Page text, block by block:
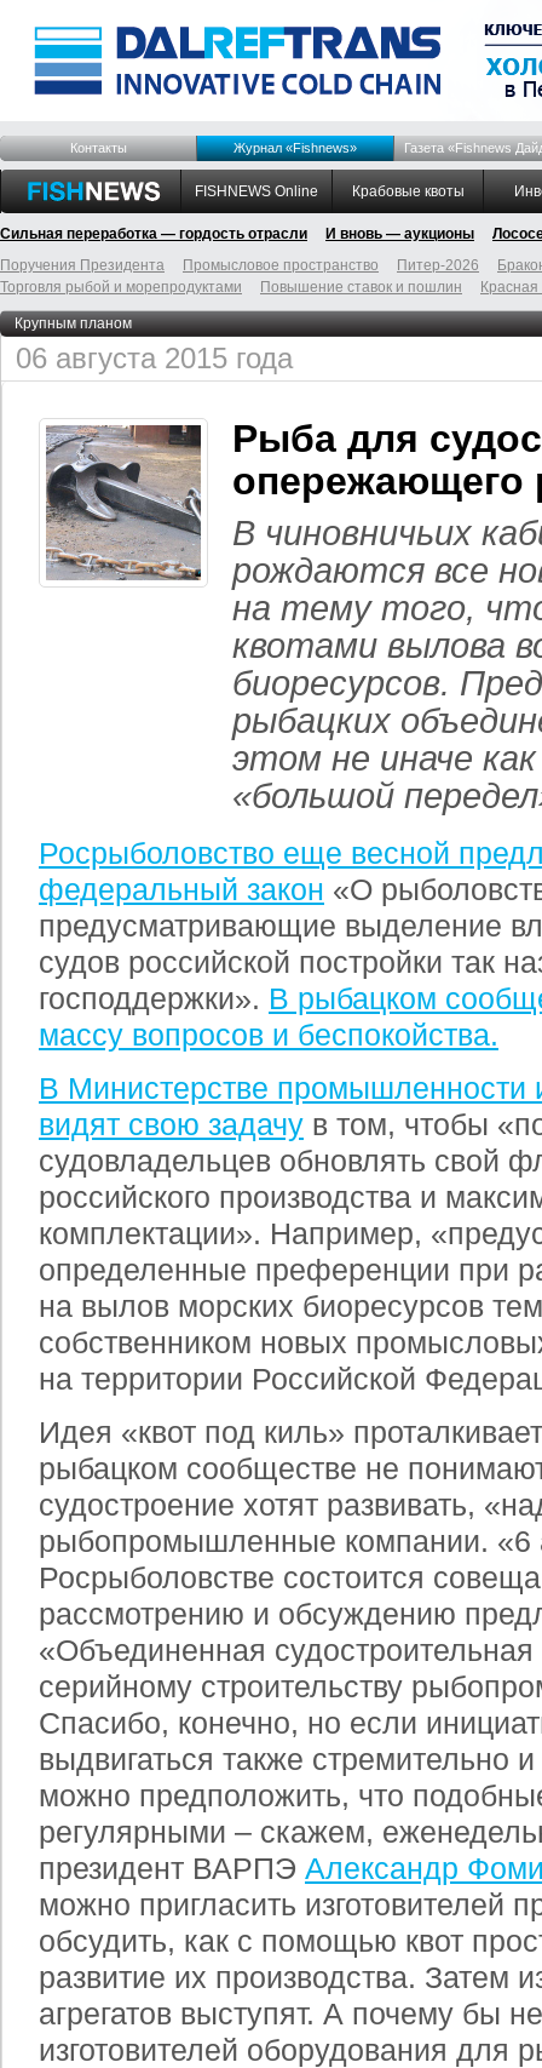
Контакты Журнал «Fishnews» Газета «Fishnews
FISHNEWS Online Крабовые квоты
Сильная переработка — гордость отрасли И вновь — аукционы
Поручения Президента
Промысловое пространство Питер-2026
Торговля рыбой и морепродуктами
Повышение ставок и пошлин
Крупным планом
06 августа 2015 года
Рыба для
опережающего
В чиновничьих
рождаются все
на тему того,
квотами вылова
биоресурсов.
рыбацких
этом не иначе
«большой
Росрыболовство еще весной
федеральный закон «О
предусматривающие выделение
судов российской постройки так
господдержки». В рыбацком
массу вопросов и беспокойства.
В Министерстве промышленности
видят свою задачу в том, чтобы
судовладельцев обновлять свой
российского производства и
комплектации». Например,
определенные преференции при
на вылов морских биоресурсов
собственником новых
на территории Российской
Идея «квот под киль»
рыбацком сообществе не
судостроение хотят развивать,
рыбопромышленные компании. «6
Росрыболовстве состоится
рассмотрению и обсуждению
«Объединенная
серийному строительству
Спасибо, конечно, но если
выдвигаться также стремительно
можно предположить, что
регулярными – скажем,
президент ВАРПЭ Александр
можно пригласить изготовителей
обсудить, как с помощью квот
развитие их производства. Затем
агрегатов выступят. А почему бы
изготовителей оборудования для